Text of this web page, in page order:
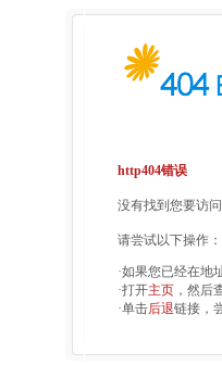
http404错误
没有找到您要访
请尝试以下操作：
·如果您已经在地
·打开主页 ，然后
·单击后退链接，